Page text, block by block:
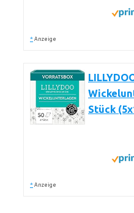
* Anzeige
Stück
* Anzeige